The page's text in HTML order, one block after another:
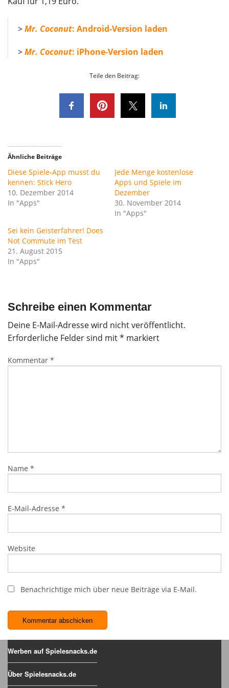
>Mr. Coconut: Android-Version laden
>Mr. Coconut: iPhone-Version laden
Teile den Beitrag:
Ähnliche Beiträge
Diese Spiele-App musst du
kennen: Stick Hero
10. Dezember 2014
In "Apps"
Jede Menge kostenlose
Apps und Spiele im
Dezember
30. November 2014
In "Apps"
Sei kein Geisterfahrer! Does
Not Commute im Test
21. August 2015
In "Apps"
Schreibe einen Kommentar
Deine E-Mail-Adresse wird nicht veröffentlicht.
Erforderliche Felder sind mit* markiert
Kommentar *
Name *
E-Mail-Adresse *
Website
Benachrichtige mich über neue Beiträge via E-Mail.
Werben auf Spielesnacks.de
Über Spielesnacks.de